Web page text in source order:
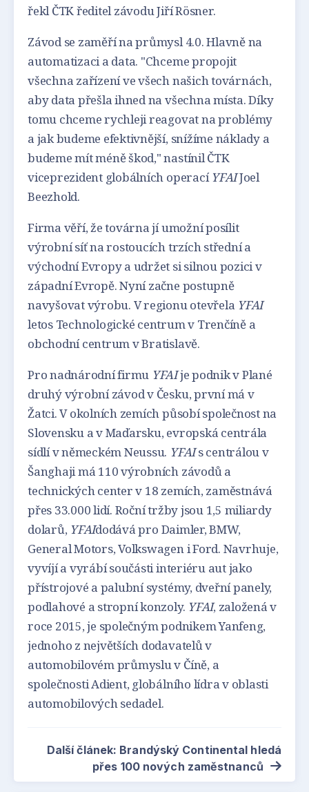
řekl ČTK ředitel závodu Jiří Rösner.
Závod se zaměří na průmysl 4.0. Hlavně na
automatizaci a data. "Chceme propojit
všechna zařízení ve všech našich továrnách,
aby data přešla ihned na všechna místa. Díky
tomu chceme rychleji reagovat na problémy
a jak budeme efektivnější, snížíme náklady a
budeme mít méně škod," nastínil ČTK
viceprezident globálních operacíYFAIJoel
Beezhold.
Firma věří, že továrna jí umožní posílit
výrobní síť na rostoucích trzích střední a
východní Evropy a udržet si silnou pozici v
západní Evropě. Nyní začne postupně
navyšovat výrobu. V regionu otevřela YFAI
letos Technologické centrum v Trenčíně a
obchodní centrum v Bratislavě.
Pro nadnárodní firmu YFAIje podnik v Plané
druhý výrobní závod v Česku, první má v
Žatci. V okolních zemích působí společnost na
Slovensku a v Maďarsku, evropská centrála
sídlí v německém Neussu. YFAIs centrálou v
Šanghaji má 110 výrobních závodů a
technických center v 18 zemích, zaměstnává
přes 33.000 lidí. Roční tržby jsou 1,5 miliardy
dolarů, YFAIdodává pro Daimler, BMW,
General Motors, Volkswagen i Ford. Navrhuje,
vyvíjí a vyrábí součásti interiéru aut jako
přístrojové a palubní systémy, dveřní panely,
podlahové a stropní konzoly. YFAI, založená v
roce 2015, je společným podnikem Yanfeng,
jednoho z největších dodavatelů v
automobilovém průmyslu v Číně, a
společnosti Adient, globálního lídra v oblasti
automobilových sedadel.
Další článek: Brandýský Continental hledá
přes 100 nových zaměstnanců